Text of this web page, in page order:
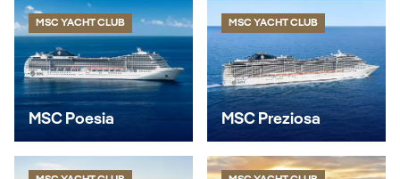
MSC YACHT CLUB
MSC Poesia
MSC YACHT CLUB
MSC Preziosa